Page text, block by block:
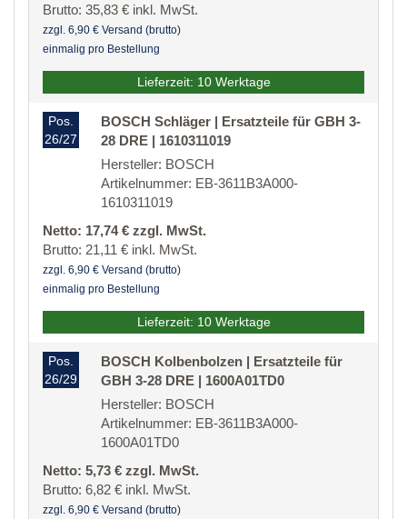
Brutto: 35,83 € inkl. MwSt.
zzgl. 6,90 € Versand (brutto)
einmalig pro Bestellung
Lieferzeit: 10 Werktage
Pos.
26/27
BOSCH Schläger | Ersatzteile für GBH 3-
28 DRE | 1610311019
Hersteller: BOSCH
Artikelnummer: EB-3611B3A000-
1610311019
Netto: 17,74 € zzgl. MwSt.
Brutto: 21,11 € inkl. MwSt.
zzgl. 6,90 € Versand (brutto)
einmalig pro Bestellung
Lieferzeit: 10 Werktage
Pos.
26/29
BOSCH Kolbenbolzen | Ersatzteile für
GBH 3-28 DRE | 1600A01TD0
Hersteller: BOSCH
Artikelnummer: EB-3611B3A000-
1600A01TD0
Netto: 5,73 € zzgl. MwSt.
Brutto: 6,82 € inkl. MwSt.
zzgl. 6,90 € Versand (brutto)